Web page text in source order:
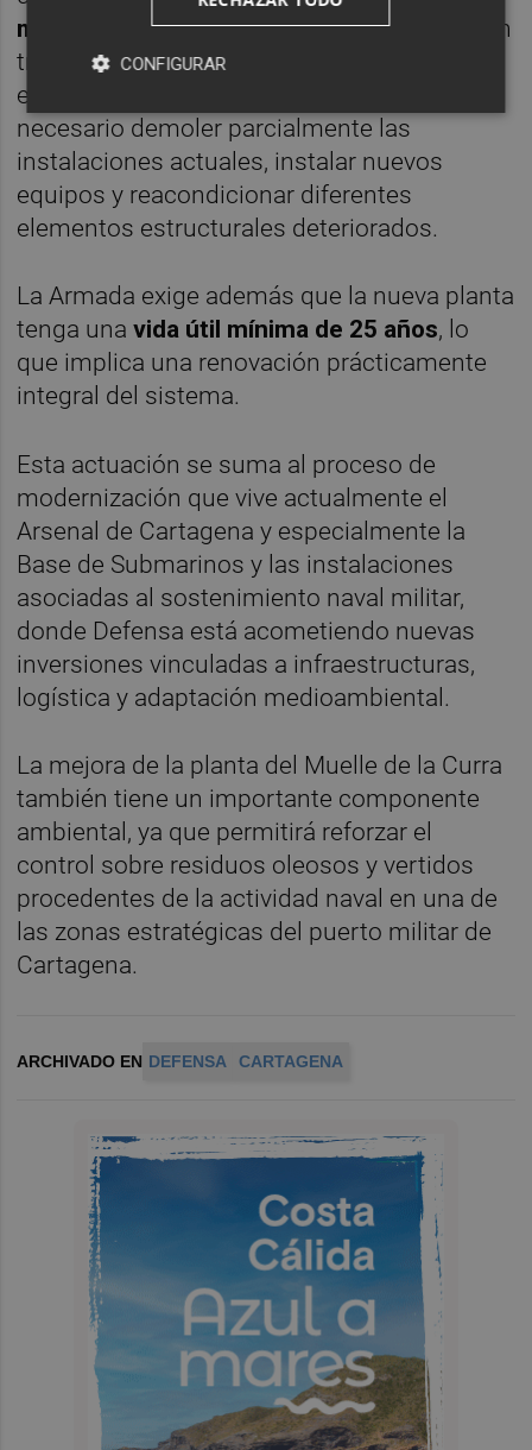
municipal de Cartagena, garantizando así un
tratamiento ambiental más seguro y
eficiente. Para ejecutar las obras será
necesario demoler parcialmente las
instalaciones actuales, instalar nuevos
equipos y reacondicionar diferentes
elementos estructurales deteriorados.
La Armada exige además que la nueva planta
tenga unavida útil mínima de 25 años, lo
que implica una renovación prácticamente
integral del sistema.
Esta actuación se suma al proceso de
modernización que vive actualmente el
Arsenal de Cartagena y especialmente la
Base de Submarinos y las instalaciones
asociadas al sostenimiento naval militar,
donde Defensa está acometiendo nuevas
inversiones vinculadas a infraestructuras,
logística y adaptación medioambiental.
La mejora de la planta del Muelle de la Curra
también tiene un importante componente
ambiental, ya que permitirá reforzar el
control sobre residuos oleosos y vertidos
procedentes de la actividad naval en una de
las zonas estratégicas del puerto militar de
Cartagena.
ARCHIVADO EN DEFENSA CARTAGENA
CONFIGURAR